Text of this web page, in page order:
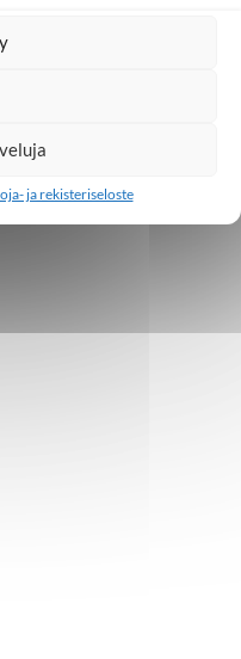
ja rekisteriseloste